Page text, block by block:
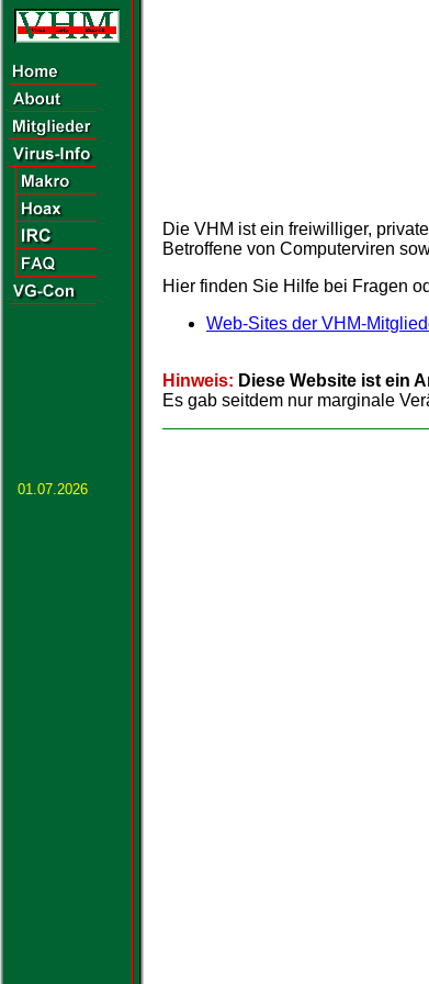
Die VHM ist ein freiwilliger,
Betroffene von Computerviren
Hier finden Sie Hilfe bei Fragen
Web-Sites der VHM-
Hinweis: Diese Website ist ein
Es gab seitdem nur marginale
01.07.2026